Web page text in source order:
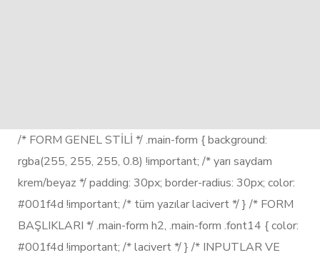
/* FORM GENEL STİLİ */ .main-form { background:
rgba(255, 255, 255, 0.8) !important; /* yarı saydam
krem/beyaz */ padding: 30px; border-radius: 30px; color:
#001f4d !important; /* tüm yazılar lacivert */ } /* FORM
BAŞLIKLARI */ .main-form h2, .main-form .font14 { color:
#001f4d !important; /* lacivert */ } /* INPUTLAR VE